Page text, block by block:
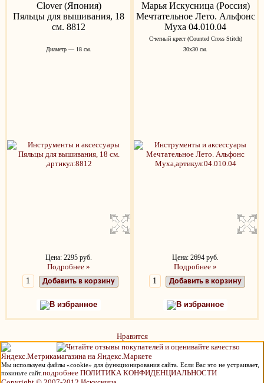
Clover (Япония)
Пяльцы для вышивания, 18
см. 8812
Диаметр — 18 см.
Цена: 2295 руб.
Подробнее »
Добавить в корзину
В избранное
Марья Искусница (Россия)
Мечтательное Лето. Альфонс
Муха 04.010.04
Счетный крест (Counted Cross Stitch)
30x30 см.
Цена: 2694 руб.
Подробнее »
Добавить в корзину
В избранное
Нравится
Мы используем файлы «cookie» для функционирования сайта. Если Вас это не устраивает,
покиньте сайт.подробнее ПОЛИТИКА КОНФИДЕНЦИАЛЬНОСТИ